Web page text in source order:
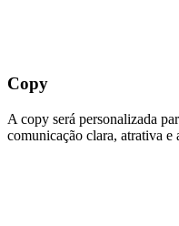
Copy
A copy será personalizada
comunicação clara, atrativa